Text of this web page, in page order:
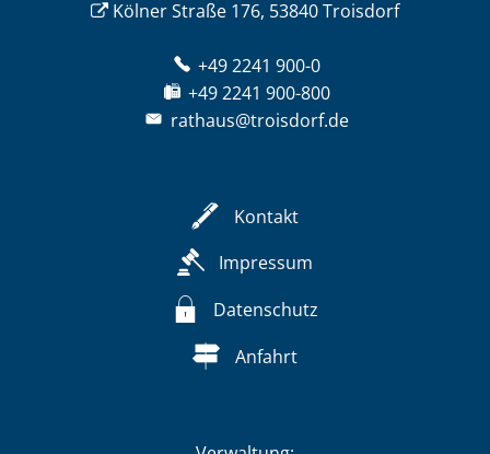
Kölner Straße 176, 53840 Troisdorf
+49 2241 900-0
+49 2241 900-800
rathaus@troisdorf.de
Kontakt
Impressum
Datenschutz
Anfahrt